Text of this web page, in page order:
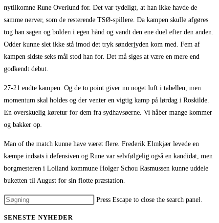
nytilkomne Rune Overlund for. Det var tydeligt, at han ikke havde de
samme nerver, som de resterende TSØ-spillere. Da kampen skulle afgøres
tog han sagen og bolden i egen hånd og vandt den ene duel efter den anden.
Odder kunne slet ikke stå imod det tryk sønderjyden kom med. Fem af
kampen sidste seks mål stod han for. Det må siges at være en mere end
godkendt debut.
27-21 endte kampen. Og de to point giver nu noget luft i tabellen, men
momentum skal holdes og der venter en vigtig kamp på lørdag i Roskilde.
En overskuelig køretur for dem fra sydhavsøerne. Vi håber mange kommer
og bakker op.
Man of the match kunne have været flere. Frederik Elmkjær levede en
kæmpe indsats i defensiven og Rune var selvfølgelig også en kandidat, men
borgmesteren i Lolland kommune Holger Schou Rasmussen kunne uddele
buketten til August for sin flotte præstation.
Press Escape to close the search panel.
SENESTE NYHEDER